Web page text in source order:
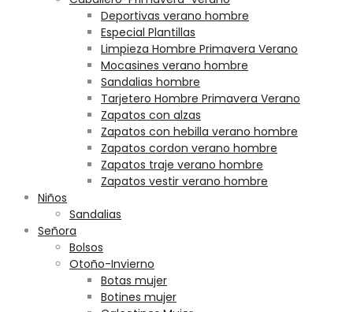
Deportivas verano hombre
Especial Plantillas
Limpieza Hombre Primavera Verano
Mocasines verano hombre
Sandalias hombre
Tarjetero Hombre Primavera Verano
Zapatos con alzas
Zapatos con hebilla verano hombre
Zapatos cordon verano hombre
Zapatos traje verano hombre
Zapatos vestir verano hombre
Niños
Sandalias
Señora
Bolsos
Otoño-Invierno
Botas mujer
Botines mujer